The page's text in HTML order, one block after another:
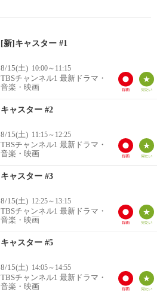
[新]キャスター #1
8/15(土) 10:00～11:15
TBSチャンネル1 最新ドラマ・
音楽・映画
キャスター #2
8/15(土) 11:15～12:25
TBSチャンネル1 最新ドラマ・
音楽・映画
キャスター #3
8/15(土) 12:25～13:15
TBSチャンネル1 最新ドラマ・
音楽・映画
キャスター #5
8/15(土) 14:05～14:55
TBSチャンネル1 最新ドラマ・
音楽・映画